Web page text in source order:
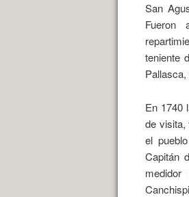
San
Fueron
teniente
En 1740
de visita,
el
Capitán